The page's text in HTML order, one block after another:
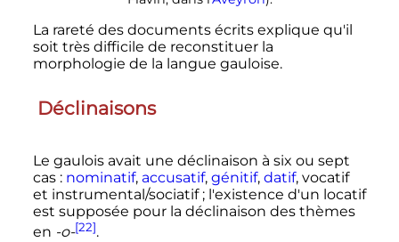
La rareté des documents écrits explique qu'il
soit très difficile de reconstituer la
morphologie de la langue gauloise.
Déclinaisons
Le gaulois avait une déclinaison à six ou sept
cas : nominatif, accusatif, génitif, datif, vocatif
et instrumental/sociatif ; l'existence d'un locatif
est supposée pour la déclinaison des thèmes
en -o-[22].